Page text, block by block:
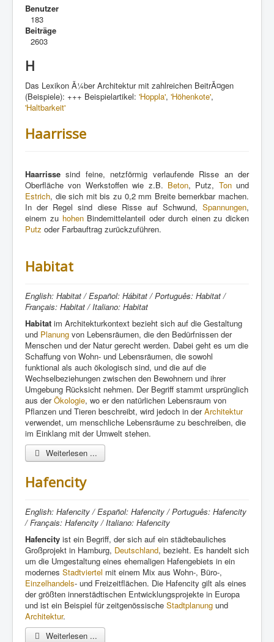
Benutzer
183
Beiträge
2603
H
Das Lexikon Ã¼ber Architektur mit zahlreichen BeitrÃ¤gen
(Beispiele): +++ Beispielartikel: 'Hoppla', 'Höhenkote',
'Haltbarkeit'
Haarrisse
Haarrisse sind feine, netzförmig verlaufende Risse an der
Oberfläche von Werkstoffen wie z.B. Beton, Putz, Tonund
Estrich, die sich mit bis zu 0,2 mm Breite bemerkbar machen.
In der Regel sind diese Risse auf Schwund, Spannungen,
einem zu hohenBindemittelanteil oder durch einen zu dicken
Putz oder Farbauftrag zurückzuführen.
Habitat
English: Habitat / Español: Hábitat / Português: Habitat /
Français: Habitat / Italiano: Habitat
Habitat im Architekturkontext bezieht sich auf die Gestaltung
und Planung von Lebensräumen, die den Bedürfnissen der
Menschen und der Natur gerecht werden. Dabei geht es um die
Schaffung von Wohn- und Lebensräumen, die sowohl
funktional als auch ökologisch sind, und die auf die
Wechselbeziehungen zwischen den Bewohnern und ihrer
Umgebung Rücksicht nehmen. Der Begriff stammt ursprünglich
aus derÖkologie, wo er den natürlichen Lebensraum von
Pflanzen und Tieren beschreibt, wird jedoch in derArchitektur
verwendet, um menschliche Lebensräume zu beschreiben, die
im Einklang mit der Umwelt stehen.
Weiterlesen ...
Hafencity
English: Hafencity / Español: Hafencity / Português: Hafencity
/ Français: Hafencity / Italiano: Hafencity
Hafencity ist ein Begriff, der sich auf ein städtebauliches
Großprojekt in Hamburg, Deutschland, bezieht. Es handelt sich
um die Umgestaltung eines ehemaligen Hafengebiets in ein
modernes Stadtviertel mit einem Mix aus Wohn-, Büro-,
Einzelhandels- und Freizeitflächen. Die Hafencity gilt als eines
der größten innerstädtischen Entwicklungsprojekte in Europa
und ist ein Beispiel für zeitgenössische Stadtplanung und
Architektur.
Weiterlesen ...